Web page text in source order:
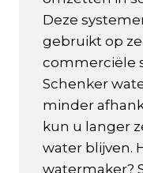
Deze
gebruikt op
commerciële
Schenker
minder
kun u langer
water blijven.
watermaker?